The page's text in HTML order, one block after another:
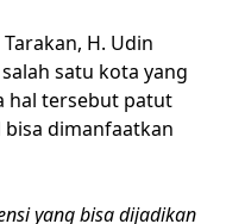
H. Udin
satu kota yang
hal tersebut patut
dimanfaatkan
yang bisa dijadikan